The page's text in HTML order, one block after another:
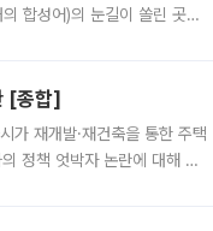
합성어)의 눈길이 쏠린 곳은
[종합]
가 재개발·재건축을 통한 주택
정책 엇박자 논란에 대해 정